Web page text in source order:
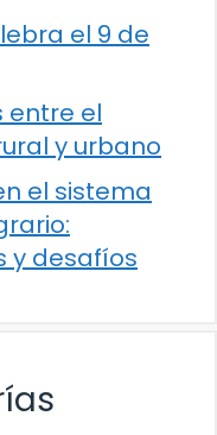
el 9 de
entre el
y urbano
el sistema
y desafíos